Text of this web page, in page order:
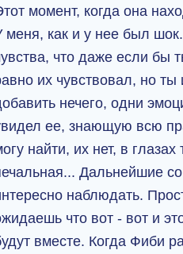
момент, когда она
меня, как и у нее был
что даже если бы
их чувствовал, но ты
нечего, одни
ее, знающую всю
найти, их нет, в глазах
Дальнейшие
наблюдать.
что вот - вот и
вместе. Когда Фиби